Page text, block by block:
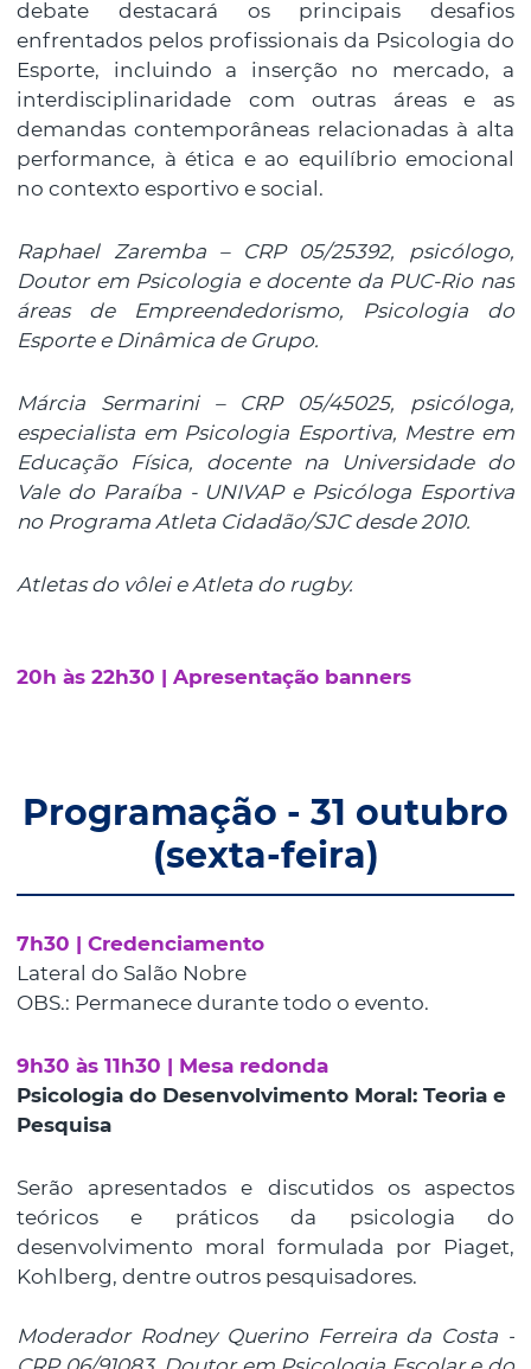
debate destacará os principais desafios
enfrentados pelos profissionais da Psicologia do
Esporte, incluindo a inserção no mercado, a
interdisciplinaridade com outras áreas e as
demandas contemporâneas relacionadas à alta
performance, à ética e ao equilíbrio emocional
no contexto esportivo e social.
Raphael Zaremba – CRP 05/25392, psicólogo,
Doutor em Psicologia e docente da PUC-Rio nas
áreas de Empreendedorismo, Psicologia do
Esporte e Dinâmica de Grupo.
Márcia Sermarini – CRP 05/45025, psicóloga,
especialista em Psicologia Esportiva, Mestre em
Educação Física, docente na Universidade do
Vale do Paraíba - UNIVAP e Psicóloga Esportiva
no Programa Atleta Cidadão/SJC desde 2010.
Atletas do vôlei e Atleta do rugby.
20h às 22h30 | Apresentação banners
Programação - 31 outubro
(sexta-feira)
7h30 | Credenciamento
Lateral do Salão Nobre
OBS.: Permanece durante todo o evento.
9h30 às 11h30 | Mesa redonda
Psicologia do Desenvolvimento Moral: Teoria e
Pesquisa
Serão apresentados e discutidos os aspectos
teóricos e práticos da psicologia do
desenvolvimento moral formulada por Piaget,
Kohlberg, dentre outros pesquisadores.
Moderador Rodney Querino Ferreira da Costa -